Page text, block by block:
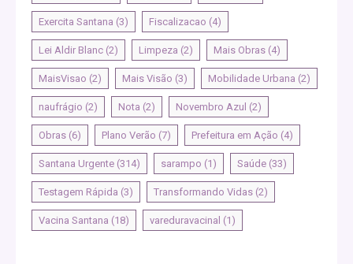
Exercita Santana (3) Fiscalizacao (4)
Lei Aldir Blanc (2) Limpeza (2) Mais Obras (4)
MaisVisao (2) Mais Visão (3) Mobilidade Urbana (2)
naufrágio (2) Nota (2) Novembro Azul (2)
Obras (6) Plano Verão (7) Prefeitura em Ação (4)
Santana Urgente (314) sarampo (1) Saúde (33)
Testagem Rápida (3) Transformando Vidas (2)
Vacina Santana (18) vareduravacinal (1)